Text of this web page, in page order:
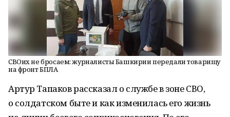
СВОих не бросаем: журналисты Башкирии передали товарищу
на фронт БПЛА
Артур Тапаков рассказал о службе в зоне СВО,
о солдатском быте и как изменилась его жизнь